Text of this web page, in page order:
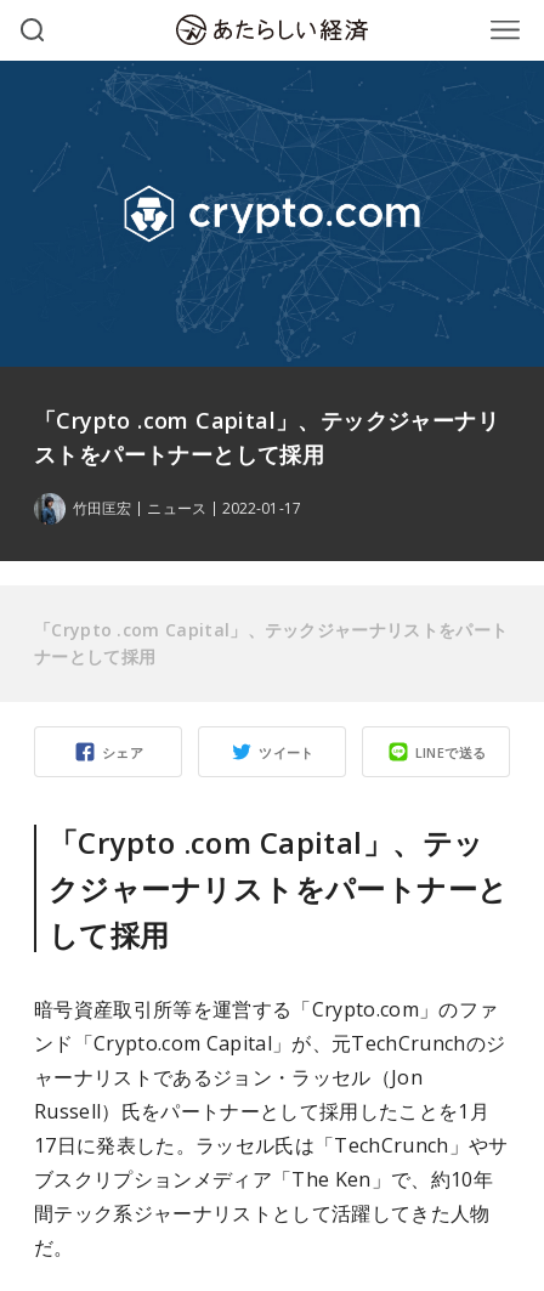
「Crypto .com Capital」、テックジャーナリ
ストをパートナーとして採用
竹田匡宏 ニュース 2022-01-17
シェア ツイート LINEで送る
「Crypto .com Capital」、テッ
クジャーナリストをパートナーと
して採用
暗号資産取引所等を運営する「Crypto.com」のファ
ンド「Crypto.com Capital」が、元TechCrunchのジ
ャーナリストであるジョン・ラッセル（Jon
Russell）氏をパートナーとして採用したことを1月
17日に発表した。ラッセル氏は「TechCrunch」やサ
ブスクリプションメディア「The Ken」で、約10年
間テック系ジャーナリストとして活躍してきた人物
だ。
「Crypto .com Capital」、テックジャーナリストをパート
ナーとして採用